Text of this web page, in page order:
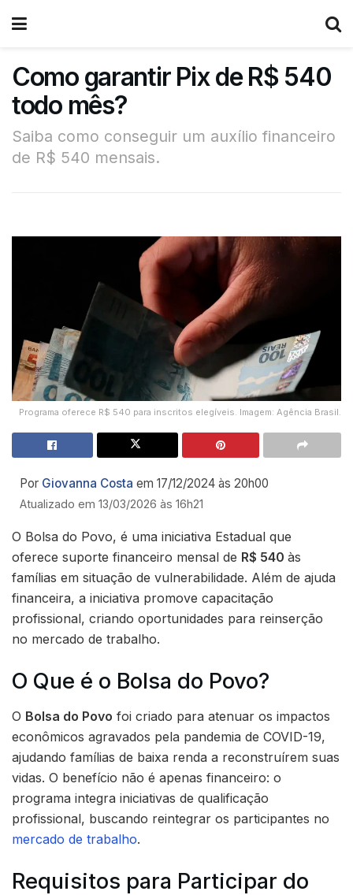
Como garantir Pix de R$ 540
todo mês?
Saiba como conseguir um auxílio financeiro
de R$ 540 mensais.
Programa oferece R$ 540 para inscritos elegíveis. Imagem: Agência Brasil.
Por Giovanna Costa em 17/12/2024 às 20h00
Atualizado em 13/03/2026 às 16h21
O Bolsa do Povo, é uma iniciativa Estadual que
oferece suporte financeiro mensal de R$ 540 às
famílias em situação de vulnerabilidade. Além de ajuda
financeira, a iniciativa promove capacitação
profissional, criando oportunidades para reinserção
no mercado de trabalho.
O Que é o Bolsa do Povo?
O Bolsa do Povo foi criado para atenuar os impactos
econômicos agravados pela pandemia de COVID-19,
ajudando famílias de baixa renda a reconstruírem suas
vidas. O benefício não é apenas financeiro: o
programa integra iniciativas de qualificação
profissional, buscando reintegrar os participantes no
mercado de trabalho.
Requisitos para Participar do